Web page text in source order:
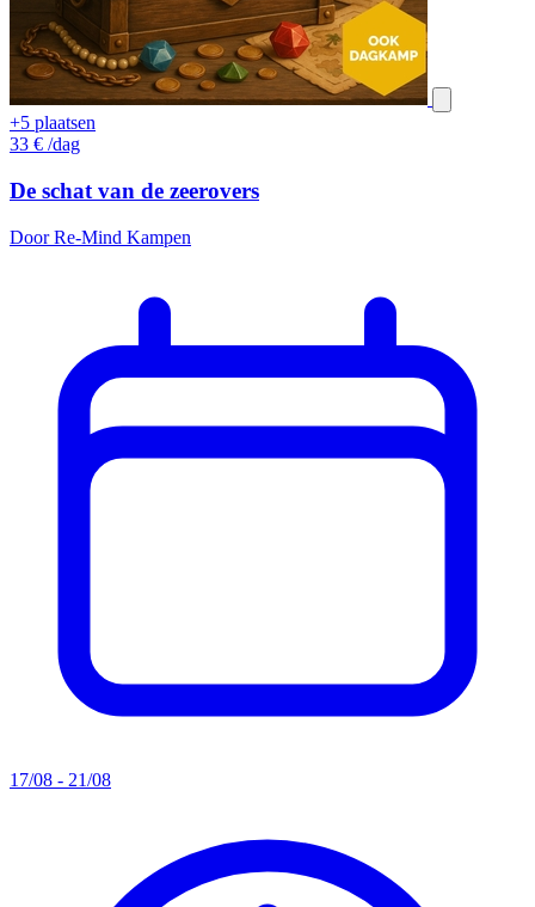
+5 plaatsen
33 € /dag
De schat van de zeerovers
Door Re-Mind Kampen
17/08 - 21/08